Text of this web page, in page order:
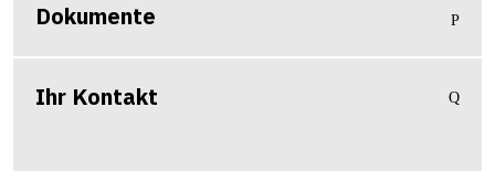
Dokumente
Ihr Kontakt